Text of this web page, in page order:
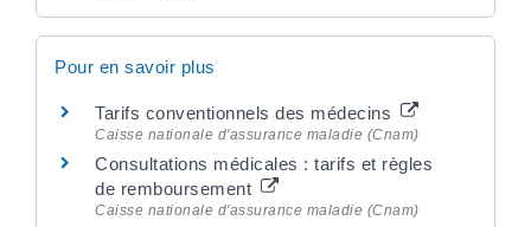
Pour en savoir plus
Tarifs conventionnels des médecins
Caisse nationale d'assurance maladie (Cnam)
Consultations médicales : tarifs et règles
de remboursement
Caisse nationale d'assurance maladie (Cnam)